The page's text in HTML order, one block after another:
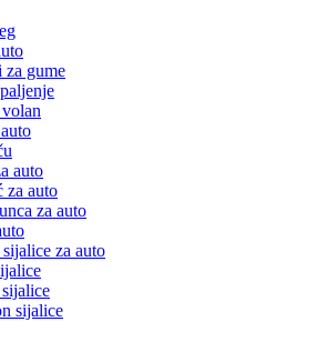
za gume
auto
za auto
za auto
za auto
sijalice